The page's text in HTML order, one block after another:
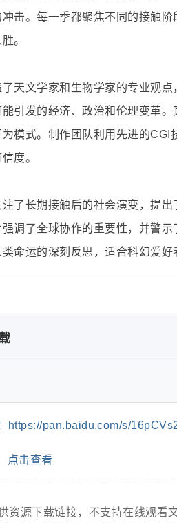
击。每一季都聚焦不同的接触
。
天文学家和生物学家的专业观
引发的经济、政治和伦理变革
模式。制作团队利用先进的
度。
了长期接触后的社会演变，提
调了全球协作的重要性，并警
命运的深刻反思，适合科幻爱好
https://pan.baidu.com/s/
点击查看
资源下载链接，不支持在线观看文